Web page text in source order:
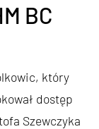
BC
który
dostęp
Szewczyka